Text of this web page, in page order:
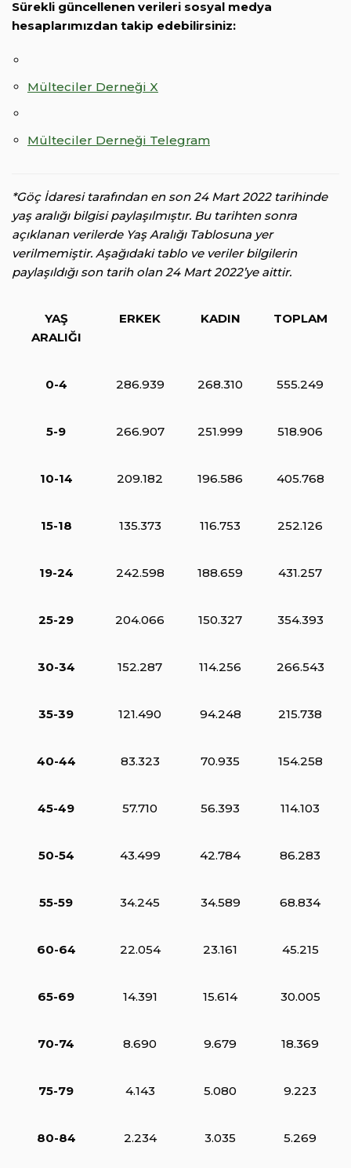
Sürekli güncellenen verileri sosyal medya
hesaplarımızdan takip edebilirsiniz:
Mülteciler Derneği X
Mülteciler Derneği Telegram
*Göç İdaresi tarafından en son 24 Mart 2022 tarihinde
yaş aralığı bilgisi paylaşılmıştır. Bu tarihten sonra
açıklanan verilerde Yaş Aralığı Tablosuna yer
verilmemiştir. Aşağıdaki tablo ve veriler bilgilerin
paylaşıldığı son tarih olan 24 Mart 2022’ye aittir.
YAŞ
ARALIĞI
ERKEK KADIN TOPLAM
0-4 286.939 268.310 555.249
5-9 266.907 251.999 518.906
10-14 209.182 196.586 405.768
15-18 135.373 116.753 252.126
19-24 242.598 188.659 431.257
25-29 204.066 150.327 354.393
30-34 152.287 114.256 266.543
35-39 121.490 94.248 215.738
40-44 83.323 70.935 154.258
45-49 57.710 56.393 114.103
50-54 43.499 42.784 86.283
55-59 34.245 34.589 68.834
60-64 22.054 23.161 45.215
65-69 14.391 15.614 30.005
70-74 8.690 9.679 18.369
75-79 4.143 5.080 9.223
80-84 2.234 3.035 5.269